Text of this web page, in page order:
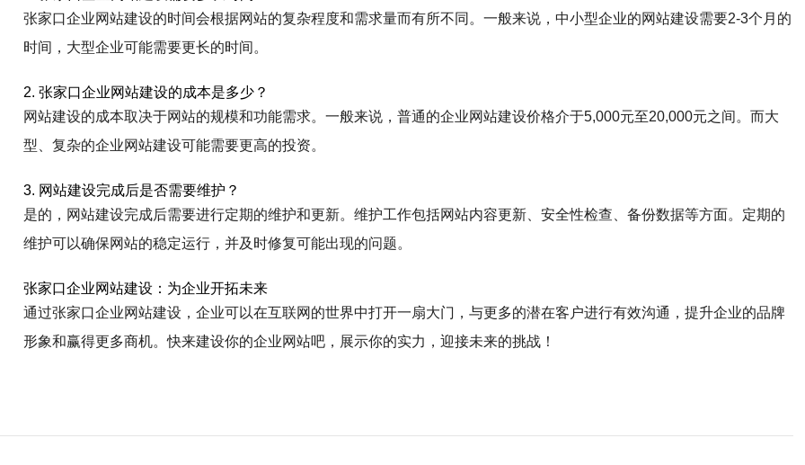
张家口企业网站建设的时间会根据网站的复杂程度和需求量而有所不同。一般来说，中小型企业的网站建设需要2-3个月的
时间，大型企业可能需要更长的时间。
2. 张家口企业网站建设的成本是多少？
网站建设的成本取决于网站的规模和功能需求。一般来说，普通的企业网站建设价格介于5,000元至20,000元之间。而大
型、复杂的企业网站建设可能需要更高的投资。
3. 网站建设完成后是否需要维护？
是的，网站建设完成后需要进行定期的维护和更新。维护工作包括网站内容更新、安全性检查、备份数据等方面。定期的
维护可以确保网站的稳定运行，并及时修复可能出现的问题。
张家口企业网站建设：为企业开拓未来
通过张家口企业网站建设，企业可以在互联网的世界中打开一扇大门，与更多的潜在客户进行有效沟通，提升企业的品牌
形象和赢得更多商机。快来建设你的企业网站吧，展示你的实力，迎接未来的挑战！